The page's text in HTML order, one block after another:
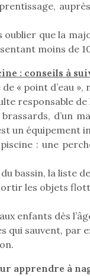
oublier que la
moins de
: conseils à
« point d’eau
responsable
d’un
un équipement
: une
bassin, la liste
les objets
enfants dès
qui sauvent, par
apprendre à